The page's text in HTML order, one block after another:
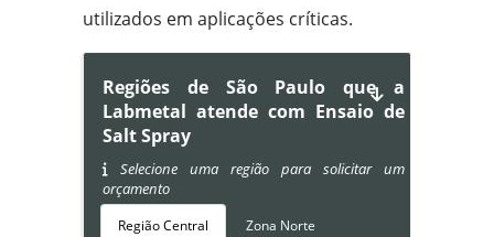
utilizados em aplicações críticas.
Regiões de São Paulo que a
Labmetal atende com Ensaio de
Salt Spray
Selecione uma região para solicitar um
orçamento
Região Central Zona Norte